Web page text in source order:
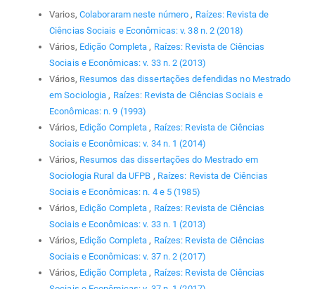
Varios, Colaboraram neste número, Raízes: Revista de
Ciências Sociais e Econômicas: v. 38 n. 2 (2018)
Vários, Edição Completa, Raízes: Revista de Ciências
Sociais e Econômicas: v. 33 n. 2 (2013)
Vários, Resumos das dissertações defendidas no Mestrado
em Sociologia, Raízes: Revista de Ciências Sociais e
Econômicas: n. 9 (1993)
Vários, Edição Completa, Raízes: Revista de Ciências
Sociais e Econômicas: v. 34 n. 1 (2014)
Vários, Resumos das dissertações do Mestrado em
Sociologia Rural da UFPB , Raízes: Revista de Ciências
Sociais e Econômicas: n. 4 e 5 (1985)
Vários, Edição Completa, Raízes: Revista de Ciências
Sociais e Econômicas: v. 33 n. 1 (2013)
Vários, Edição Completa, Raízes: Revista de Ciências
Sociais e Econômicas: v. 37 n. 2 (2017)
Vários, Edição Completa, Raízes: Revista de Ciências